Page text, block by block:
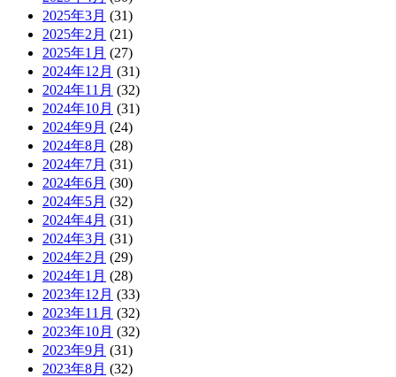
2025年3月 (31)
2025年2月 (21)
2025年1月 (27)
2024年12月 (31)
2024年11月 (32)
2024年10月 (31)
2024年9月 (24)
2024年8月 (28)
2024年7月 (31)
2024年6月 (30)
2024年5月 (32)
2024年4月 (31)
2024年3月 (31)
2024年2月 (29)
2024年1月 (28)
2023年12月 (33)
2023年11月 (32)
2023年10月 (32)
2023年9月 (31)
2023年8月 (32)